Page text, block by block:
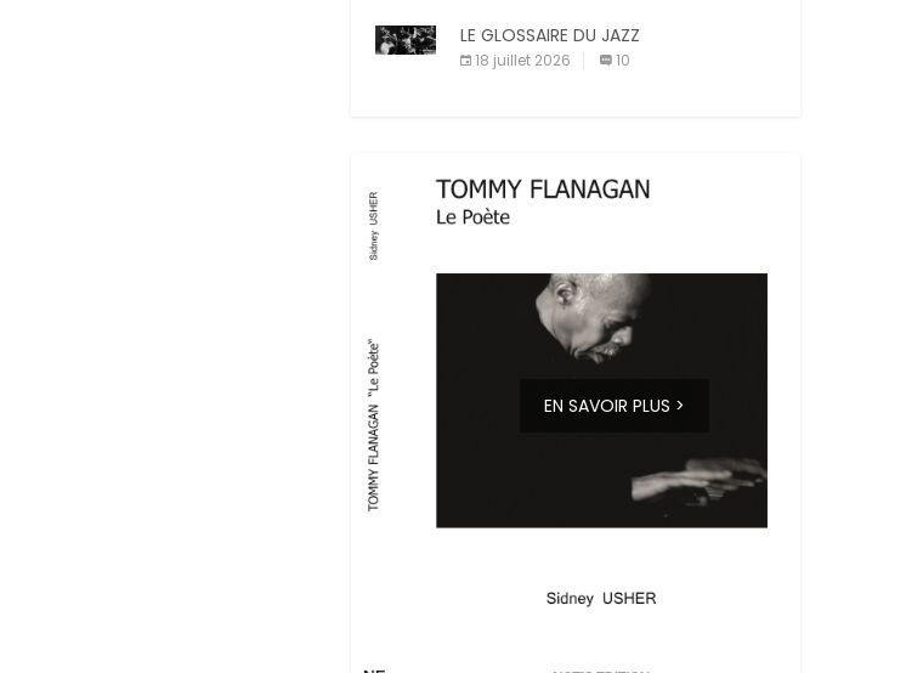
LE GLOSSAIRE DU JAZZ
18 juillet 2026 10
EN SAVOIR PLUS >